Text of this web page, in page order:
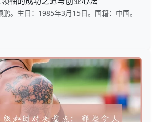
。生日：1985年3月15日。国籍：中国。